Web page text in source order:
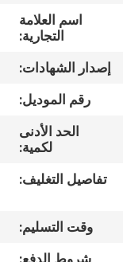
معلومات
جولة
الجودة
اسم العلامة
التجارية:
إصدار الشهادات:
رقم الموديل:
الحد الأدنى
لكمية:
تفاصيل التغليف:
وقت التسليم: